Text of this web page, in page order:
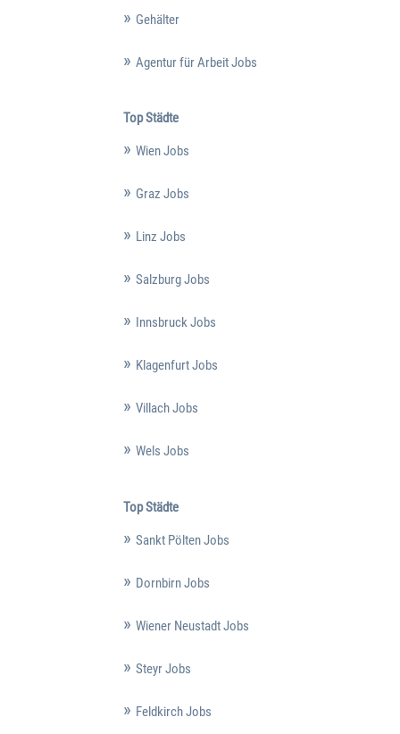
Gehälter
Agentur für Arbeit Jobs
Top Städte
Wien Jobs
Graz Jobs
Linz Jobs
Salzburg Jobs
Innsbruck Jobs
Klagenfurt Jobs
Villach Jobs
Wels Jobs
Top Städte
Sankt Pölten Jobs
Dornbirn Jobs
Wiener Neustadt Jobs
Steyr Jobs
Feldkirch Jobs